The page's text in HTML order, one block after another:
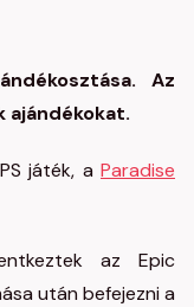
Az
ajándékokat.
játék, a Paradise
az Epic
után befejezni a